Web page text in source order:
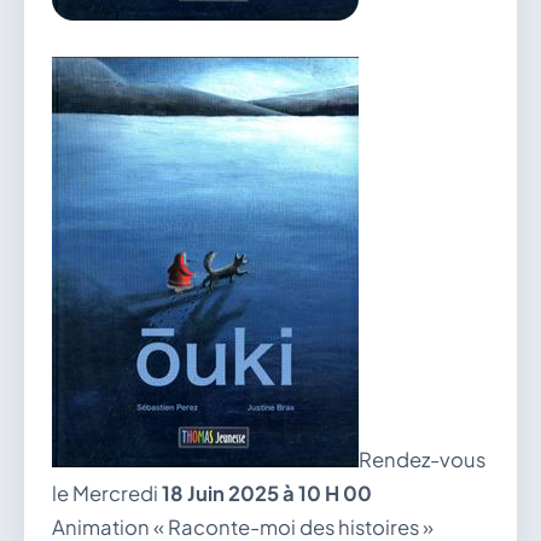
vous.
mairie@douvres.fr
140 Place de la Babillière, 01500 Douvres
Contacter la mairie
Le guichet des associations
publier une annonce
Rendez-vous
le Mercredi18 Juin 2025 à 10 H 00
Animation « Raconte-moi des histoires »